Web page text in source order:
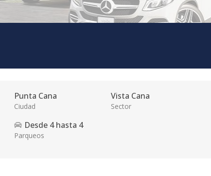
Punta Cana
Ciudad
Vista Cana
Sector
Desde 4hasta 4
Parqueos